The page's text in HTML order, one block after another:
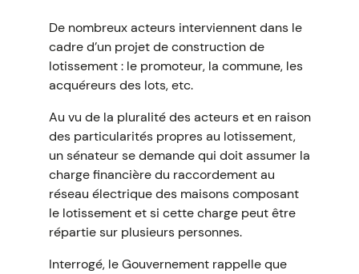
De nombreux acteurs interviennent dans le
cadre d’un projet de construction de
lotissement : le promoteur, la commune, les
acquéreurs des lots, etc.
Au vu de la pluralité des acteurs et en raison
des particularités propres au lotissement,
un sénateur se demande qui doit assumer la
charge financière du raccordement au
réseau électrique des maisons composant
le lotissement et si cette charge peut être
répartie sur plusieurs personnes.
Interrogé, le Gouvernement rappelle que